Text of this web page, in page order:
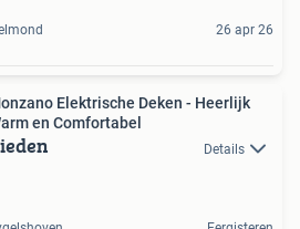
26 apr 26
Elektrische Deken - Heerlijk
en Comfortabel
Details